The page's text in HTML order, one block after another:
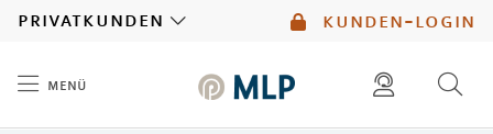
kunden-login
privatkunden
menü